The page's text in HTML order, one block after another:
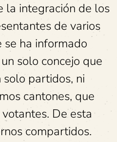
la integración de los
de varios
se ha informado
solo concejo que
partidos, ni
cantones, que
De esta
compartidos.